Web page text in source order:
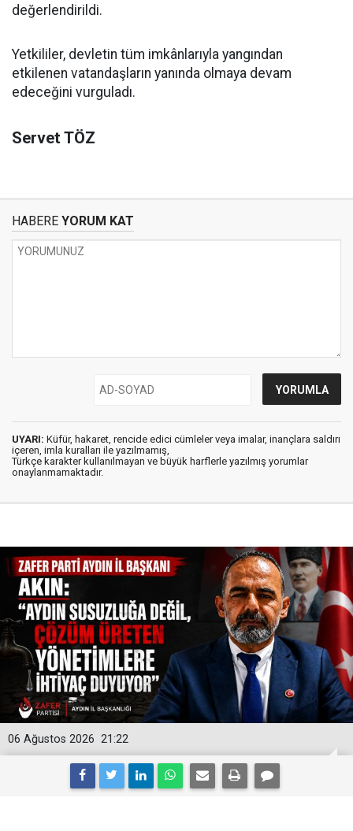
değerlendirildi.
Yetkililer, devletin tüm imkânlarıyla yangından
etkilenen vatandaşların yanında olmaya devam
edeceğini vurguladı.
Servet TÖZ
HABERE YORUM KAT
UYARI: Küfür, hakaret, rencide edici cümleler veya imalar, inançlara saldırı
içeren, imla kuralları ile yazılmamış,
Türkçe karakter kullanılmayan ve büyük harflerle yazılmış yorumlar
onaylanmamaktadır.
21:22
06 Ağustos 2026